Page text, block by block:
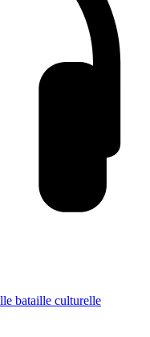
bataille culturelle